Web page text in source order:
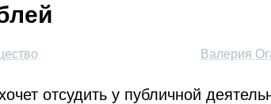
Валерия
отсудить у публичной